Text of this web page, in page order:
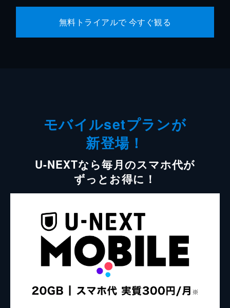
無料トライアルで 今すぐ観る
モバイルsetプランが
新登場！
U-NEXTなら毎月のスマホ代が
ずっとお得に！